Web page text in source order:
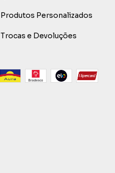
Produtos Personalizados
Trocas e Devoluções